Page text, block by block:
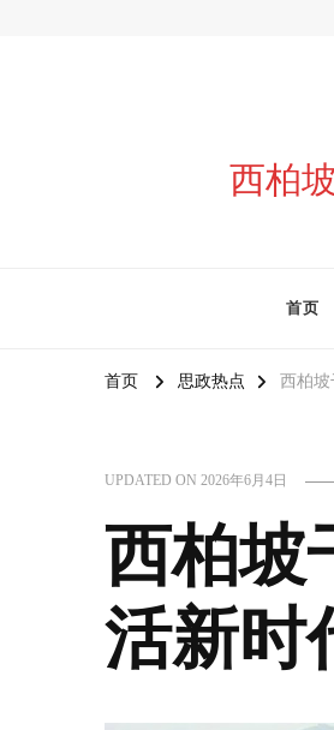
西柏
首页
首页 思政热点 西柏
UPDATED ON 2026年6月4日
西柏坡
活新时